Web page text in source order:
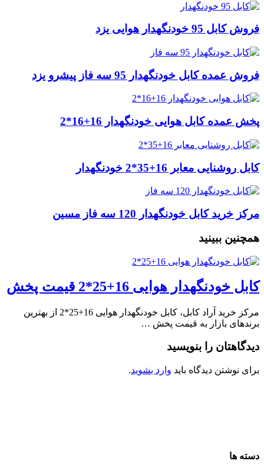
فروش کابل 95 خودنگهدار هوایی یزد
فروش عمده کابل خودنگهدار 95 سه فاز پیشرو یزد
پخش عمده کابل هوایی خودنگهدار 16+16*2
کابل روشنایی معابر 16+35*2 خودنگهدار
مرکز خرید کابل خودنگهدار 120 سه فاز مسین
همچنین ببینید
کابل خودنگهدار هوایی 16+25*2 قیمت پخش
مرکز خرید آراد کابل، کابل خودنگهدار هوایی 16+25*2 از بهترین
برندهای بازار به قیمت پخش …
دیدگاهتان را بنویسید
برای نوشتن دیدگاه باید وارد بشوید.
دسته ها